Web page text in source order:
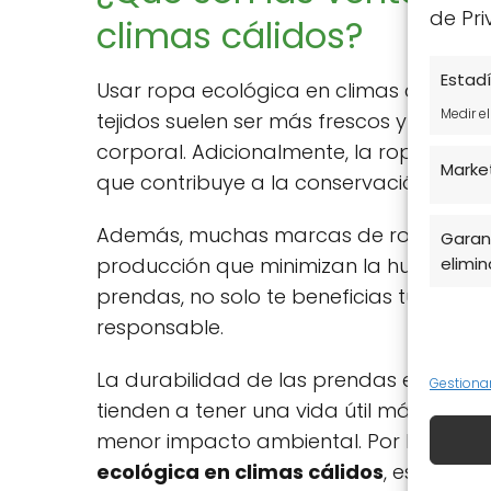
de
Medir
climas cálidos?
Usar ropa ecológica en climas cálidos
tejidos suelen ser más frescos y
corporal. Adicionalmente, la ropa
que contribuye a la conservación del
Además, muchas marcas de ropa
producción que minimizan la huella de
prendas, no solo te beneficias tú, sino
responsable.
La durabilidad de las prendas
tienden a tener una vida útil más
menor impacto ambiental. Por lo tanto,
ecológica en climas cálidos, es